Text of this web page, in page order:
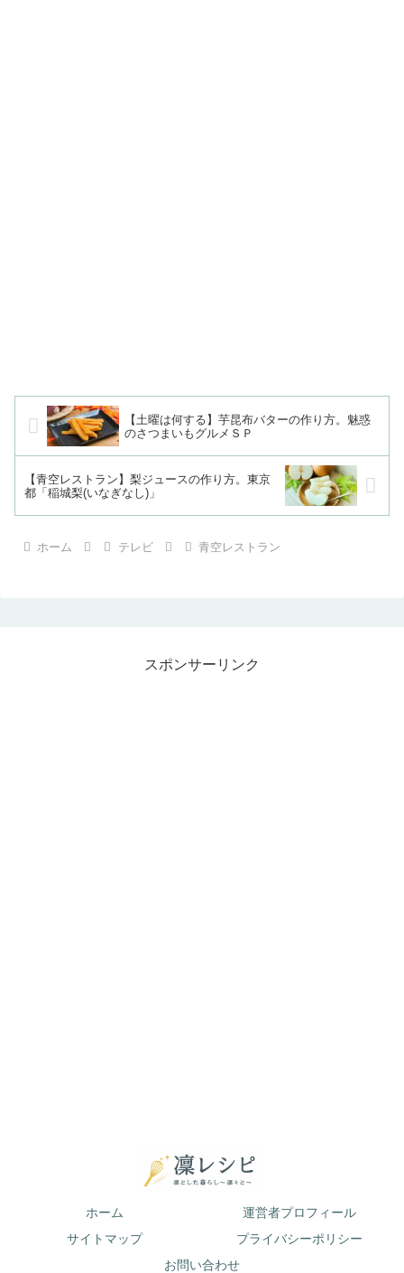
【土曜は何する】芋昆布バターの作り方。魅惑
のさつまいもグルメＳＰ
【青空レストラン】梨ジュースの作り方。東京
都「稲城梨(いなぎなし)」
ホーム テレビ 青空レストラン
スポンサーリンク
ホーム
運営者プロフィール
サイトマップ
プライバシーポリシー
お問い合わせ